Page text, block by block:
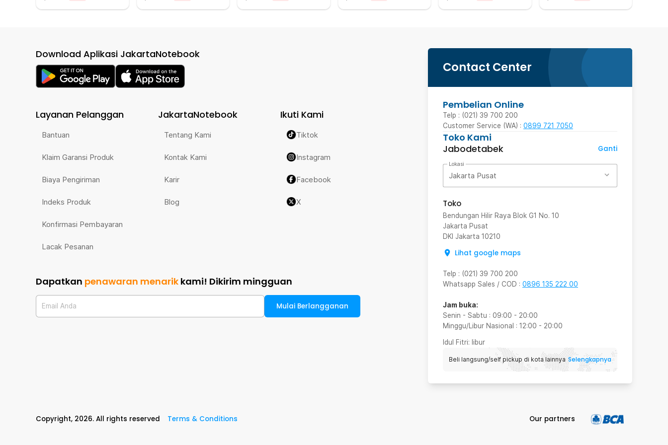
Contact Center
Pembelian Online
Telp : (021) 39 700 200
Customer Service (WA) : 0899 721 7050
Toko Kami
Jabodetabek
Ganti
Lokasi
Jakarta Pusat
Toko
Bendungan Hilir Raya Blok G1 No. 10
Jakarta Pusat
DKI Jakarta 10210
Lihat google maps
Telp : (021) 39 700 200
Whatsapp Sales / COD : 0896 135 222 00
Jam buka:
Senin - Sabtu : 09:00 - 20:00
Minggu/Libur Nasional : 12:00 - 20:00
Idul Fitri: libur
Beli langsung/self pickup di kota lainnya Selengkapnya
Download Aplikasi JakartaNotebook
Layanan Pelanggan
Bantuan
Klaim Garansi Produk
Biaya Pengiriman
Indeks Produk
Konfirmasi Pembayaran
Lacak Pesanan
JakartaNotebook
Tentang Kami
Kontak Kami
Karir
Blog
Ikuti Kami
Tiktok
Instagram
Facebook
X
Dapatkan penawaran menarik kami! Dikirim mingguan
Email Anda Mulai Berlangganan
Copyright, 2026. All rights reserved Terms & Conditions Our partners